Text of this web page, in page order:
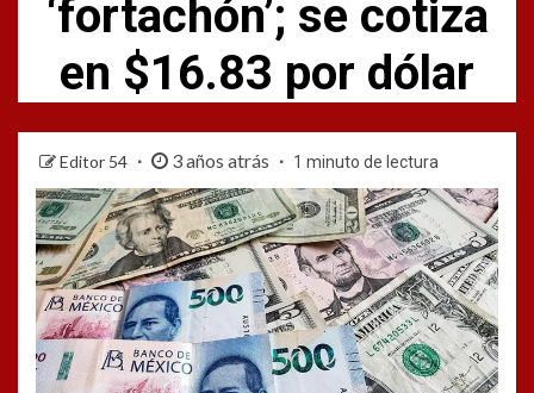
‘fortachón’; se cotiza
en $16.83 por dólar
Editor 54 3 años atrás 1 minuto de lectura